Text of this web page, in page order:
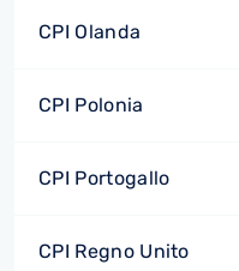
CPI Olanda
CPI Polonia
CPI Portogallo
CPI Regno Unito